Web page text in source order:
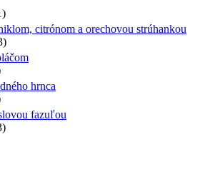
citrónom a orechovou strúhankou
hrnca
fazuľou